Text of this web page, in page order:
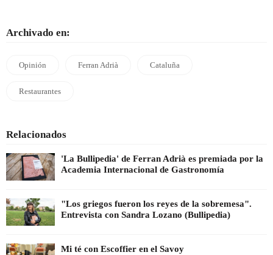
Archivado en:
Opinión Ferran Adrià Cataluña
Restaurantes
Relacionados
'La Bullipedia' de Ferran Adrià es premiada por la
Academia Internacional de Gastronomía
"Los griegos fueron los reyes de la sobremesa".
Entrevista con Sandra Lozano (Bullipedia)
Mi té con Escoffier en el Savoy